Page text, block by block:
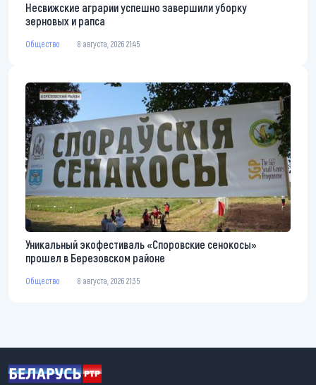
Несвижские аграрии успешно завершили уборку
зерновых и рапса
Общество 8 августа, 2026 21:45
Уникальный экофестиваль «Споровские сенокосы»
прошел в Березовском районе
Общество 8 августа, 2026 21:35